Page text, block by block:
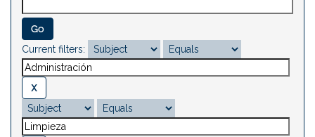
Current filters: